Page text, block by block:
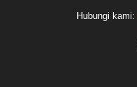
Hubungi kami: